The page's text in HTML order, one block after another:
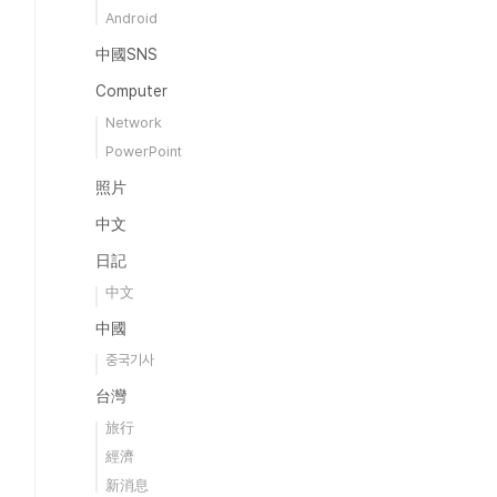
Android
中國SNS
Computer
Network
PowerPoint
照片
中文
日記
中文
中國
중국기사
台灣
旅行
經濟
新消息